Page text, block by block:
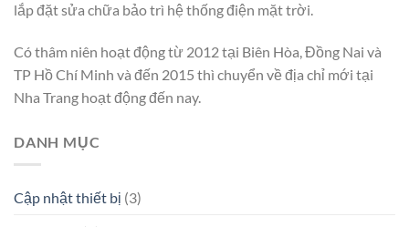
lắp đặt sửa chữa bảo trì hệ thống điện mặt trời.
Có thâm niên hoạt động từ 2012 tại Biên Hòa, Đồng Nai và
TP Hồ Chí Minh và đến 2015 thì chuyển về địa chỉ mới tại
Nha Trang hoạt động đến nay.
DANH MỤC
Cập nhật thiết bị (3)